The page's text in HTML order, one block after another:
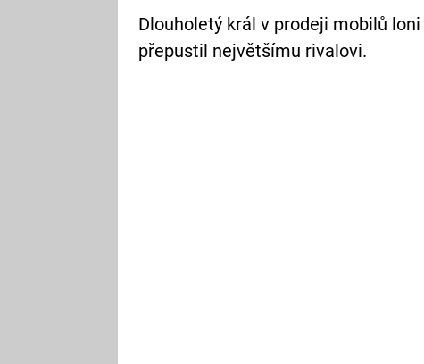
Dlouholetý král v prodeji mobilů
přepustil největšímu rivalovi.